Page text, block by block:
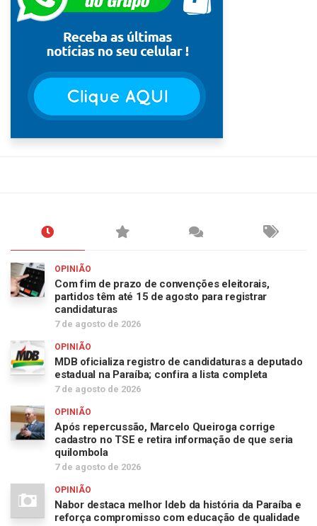
OPINIÃO
Com fim de prazo de convenções eleitorais,
partidos têm até 15 de agosto para registrar
candidaturas
7 de agosto de 2026
OPINIÃO
MDB oficializa registro de candidaturas a deputado
estadual na Paraíba; confira a lista completa
7 de agosto de 2026
OPINIÃO
Após repercussão, Marcelo Queiroga corrige
cadastro no TSE e retira informação de que seria
quilombola
7 de agosto de 2026
OPINIÃO
Nabor destaca melhor Ideb da história da Paraíba e
reforça compromisso com educação de qualidade